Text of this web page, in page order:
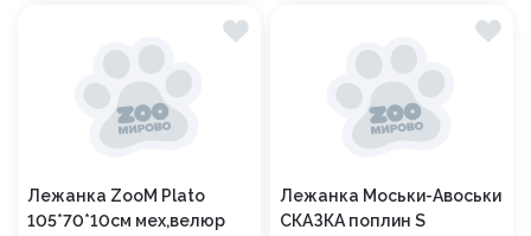
Лежанка ZooM Plato
105*70*10см мех,велюр
Лежанка Моськи-Авоськи
СКАЗКА поплин S